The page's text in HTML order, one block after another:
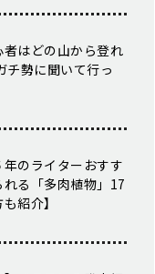
者はどの山から登れ
チ勢に聞いて行っ
のライターおすす
る「多肉植物」17
紹介】